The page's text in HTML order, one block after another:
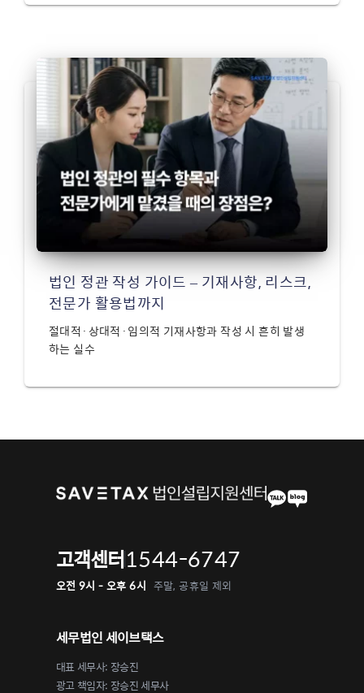
법인 정관 작성 가이드 – 기재사항, 리스크,
전문가 활용법까지
절대적·상대적·임의적 기재사항과 작성 시 흔히 발생
하는 실수
고객센터1544-6747
오전 9시 - 오후 6시 주말, 공휴일 제외
세무법인 세이브택스
대표 세무사: 장승진
광고 책임자: 장승진 세무사